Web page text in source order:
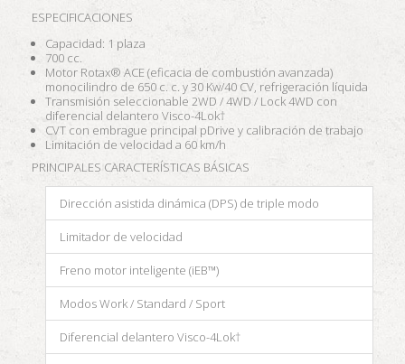
ESPECIFICACIONES
Capacidad: 1 plaza
700 cc.
Motor Rotax® ACE (eficacia de combustión avanzada)
monocilindro de 650 c. c. y 30 Kw/40 CV, refrigeración líquida
Transmisión seleccionable 2WD / 4WD / Lock 4WD con
diferencial delantero Visco-4Lok†
CVT con embrague principal pDrive y calibración de trabajo
Limitación de velocidad a 60 km/h
PRINCIPALES CARACTERÍSTICAS BÁSICAS
Dirección asistida dinámica (DPS) de triple modo
Limitador de velocidad
Freno motor inteligente (iEB™)
Modos Work / Standard / Sport
Diferencial delantero Visco-4Lok†